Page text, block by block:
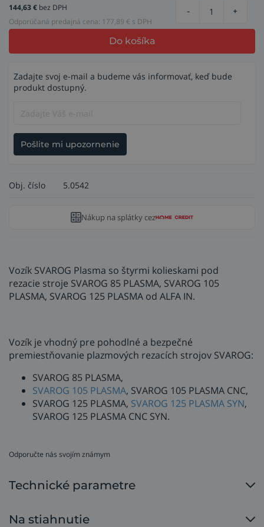
144,63€ bez DPH
Odporúčaná predajná cena: 177,89 € s DPH
- +
Do košíka
Zadajte svoj e-mail a budeme vás informovať, keď bude
produkt dostupný.
Pošlite mi upozornenie
Obj. číslo 5.0542
Nákup na splátky cez
Vozík SVAROG Plasma so štyrmi kolieskami pod
rezacie stroje SVAROG 85 PLASMA, SVAROG 105
PLASMA, SVAROG 125 PLASMA od ALFA IN.
Vozík je vhodný pre pohodlné a bezpečné
premiestňovanie plazmových rezacích strojov SVAROG:
SVAROG 85 PLASMA,
SVAROG 105 PLASMA, SVAROG 105 PLASMA CNC,
SVAROG 125 PLASMA, SVAROG 125 PLASMA SYN,
SVAROG 125 PLASMA CNC SYN.
Odporučte nás svojím známym
Technické parametre
Na stiahnutie